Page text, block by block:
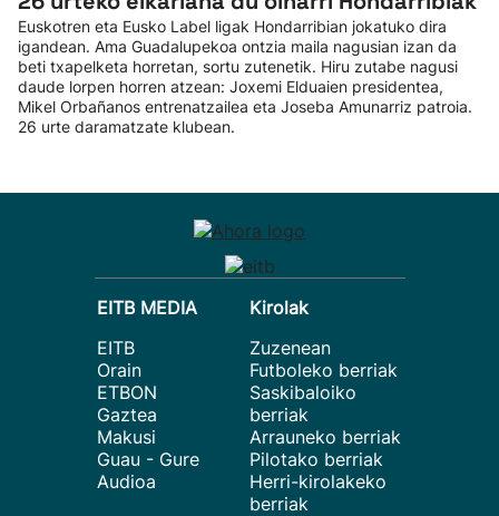
Euskotren eta Eusko Label ligak Hondarribian jokatuko dira
igandean. Ama Guadalupekoa ontzia maila nagusian izan da
beti txapelketa horretan, sortu zutenetik. Hiru zutabe nagusi
daude lorpen horren atzean: Joxemi Elduaien presidentea,
Mikel Orbañanos entrenatzailea eta Joseba Amunarriz patroia.
26 urte daramatzate klubean.
EITB MEDIA
EITB
Orain
ETBON
Gaztea
Makusi
Guau - Gure
Audioa
Kirolak
Zuzenean
Futboleko berriak
Saskibaloiko
berriak
Arrauneko berriak
Pilotako berriak
Herri-kirolakeko
berriak